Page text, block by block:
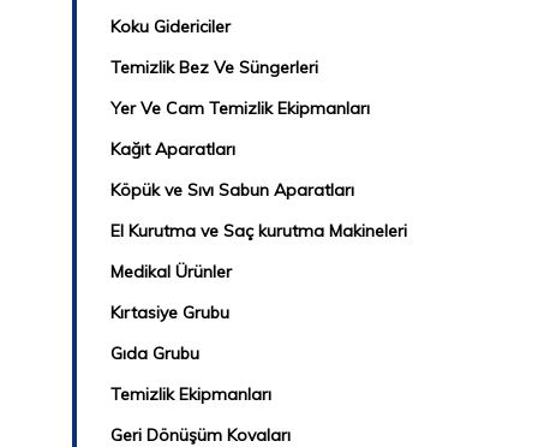
Koku Gidericiler
Temizlik Bez Ve Süngerleri
Yer Ve Cam Temizlik Ekipmanları
Kağıt Aparatları
Köpük ve Sıvı Sabun Aparatları
El Kurutma ve Saç kurutma Makineleri
Medikal Ürünler
Kırtasiye Grubu
Gıda Grubu
Temizlik Ekipmanları
Geri Dönüşüm Kovaları